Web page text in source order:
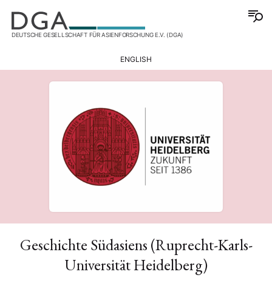
DEUTSCHE GESELLSCHAFT FÜR ASIENFORSCHUNG E.V. (DGA)
ENGLISH
Geschichte Südasiens (Ruprecht-Karls-
Universität Heidelberg)